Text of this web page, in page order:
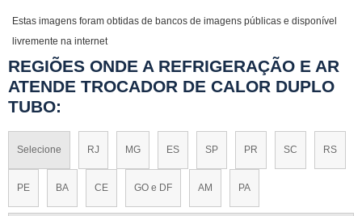
Estas imagens foram obtidas de bancos de imagens públicas e disponível
livremente na internet
REGIÕES ONDE A REFRIGERAÇÃO E AR
ATENDE TROCADOR DE CALOR DUPLO
TUBO:
Selecione RJ MG ES SP PR SC RS
PE BA CE GO e DF AM PA